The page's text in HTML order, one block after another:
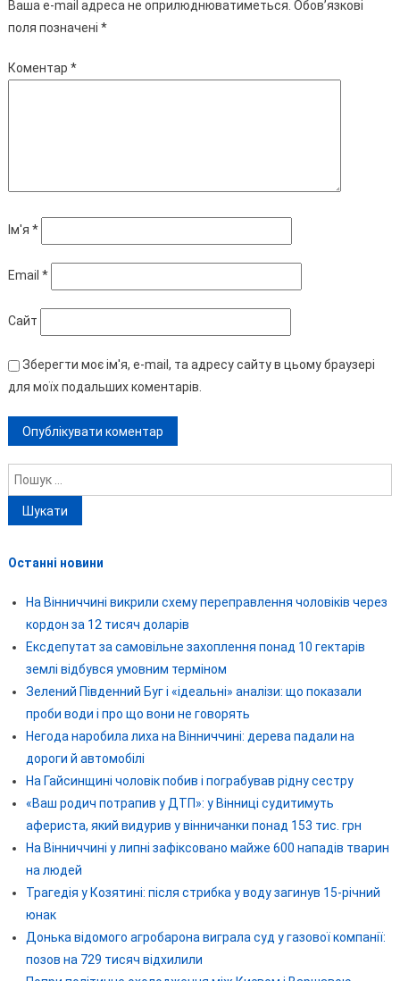
Ваша e-mail адреса не оприлюднюватиметься. Обов’язкові
поля позначені *
Коментар *
Ім'я *
Email *
Сайт
Зберегти моє ім'я, e-mail, та адресу сайту в цьому браузері
для моїх подальших коментарів.
Пошук:
Останні новини
На Вінниччині викрили схему переправлення чоловіків через
кордон за 12 тисяч доларів
Ексдепутат за самовільне захоплення понад 10 гектарів
землі відбувся умовним терміном
Зелений Південний Буг і «ідеальні» аналізи: що показали
проби води і про що вони не говорять
Негода наробила лиха на Вінниччині: дерева падали на
дороги й автомобілі
На Гайсинщині чоловік побив і пограбував рідну сестру
«Ваш родич потрапив у ДТП»: у Вінниці судитимуть
афериста, який видурив у вінничанки понад 153 тис. грн
На Вінниччині у липні зафіксовано майже 600 нападів тварин
на людей
Трагедія у Козятині: після стрибка у воду загинув 15-річний
юнак
Донька відомого агробарона виграла суд у газової компанії:
позов на 729 тисяч відхилили